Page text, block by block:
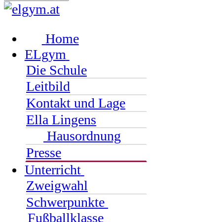
Home
ELgym
Die Schule
Leitbild
Kontakt und Lage
Ella Lingens
Hausordnung
Presse
Unterricht
Zweigwahl
Schwerpunkte
Fußballklasse